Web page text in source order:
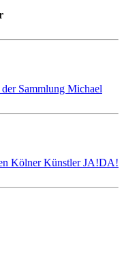
Sammlung Michael
Kölner Künstler JA!DA!